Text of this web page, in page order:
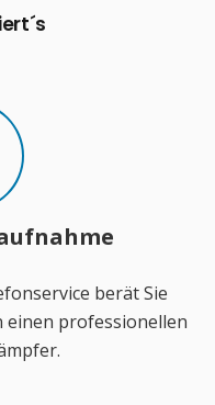
berät Sie
einen professionellen